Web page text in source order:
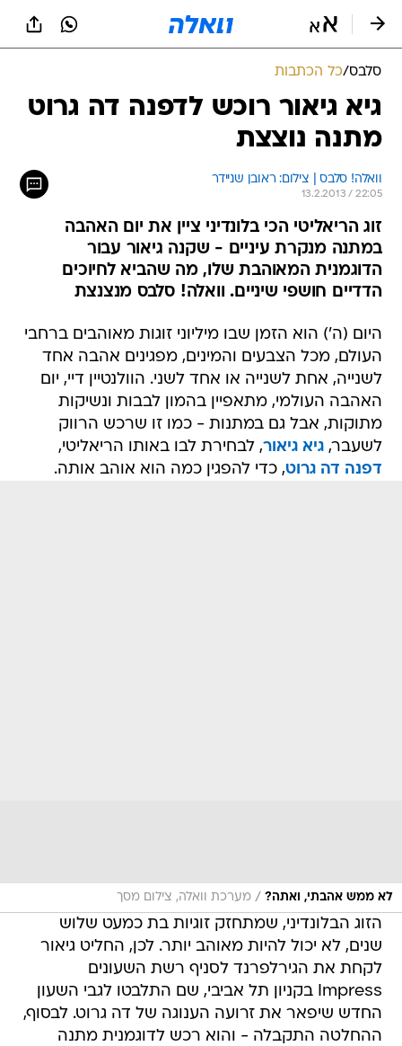
סלבס/כל הכתבות
גיא גיאור רוכש לדפנה דה גרוט
מתנה נוצצת
וואלה! סלבס | צילום: ראובן שניידר
13.2.2013 / 22:05
זוג הריאליטי הכי בלונדיני ציין את יום האהבה
במתנה מנקרת עיניים - שקנה גיאור עבור
הדוגמנית המאוהבת שלו, מה שהביא לחיוכים
הדדיים חושפי שיניים. וואלה! סלבס מנצנצת
היום (ה') הוא הזמן שבו מיליוני זוגות מאוהבים ברחבי
העולם, מכל הצבעים והמינים, מפגינים אהבה אחד
לשנייה, אחת לשנייה או אחד לשני. הוולנטיין דיי, יום
האהבה העולמי, מתאפיין בהמון לבבות ונשיקות
מתוקות, אבל גם במתנות - כמו זו שרכש הרווק
לשעבר,גיא גיאור, לבחירת לבו באותו הריאליטי,
דפנה דה גרוט, כדי להפגין כמה הוא אוהב אותה.
לא ממש אהבתי, ואתה? / מערכת וואלה, צילום מסך
הזוג הבלונדיני, שמתחזק זוגיות בת כמעט שלוש
שנים, לא יכול להיות מאוהב יותר. לכן, החליט גיאור
לקחת את הגירלפרנד לסניף רשת השעונים
Impress בקניון תל אביבי, שם התלבטו לגבי השעון
החדש שיפאר את זרועה הענוגה של דה גרוט. לבסוף,
ההחלטה התקבלה - והוא רכש לדוגמנית מתנה